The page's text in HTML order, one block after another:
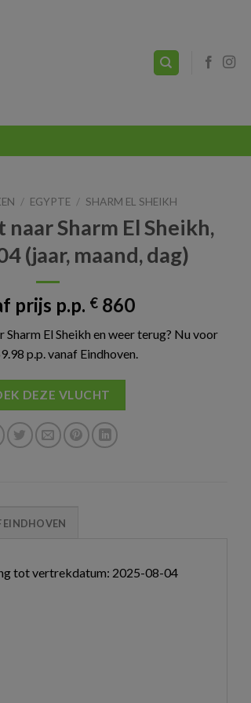
/ EGYPTE / SHARM EL SHEIKH
Sharm El Sheikh,
(jaar, maand, dag)
prijs p.p. €860
El Sheikh en weer terug? Nu voor
p.p. vanaf Eindhoven.
DEZE VLUCHT
EINDHOVEN
tot vertrekdatum: 2025-08-04